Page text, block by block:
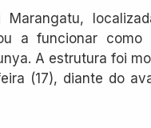
a funcionar
A estrutura foi
(17), diante do